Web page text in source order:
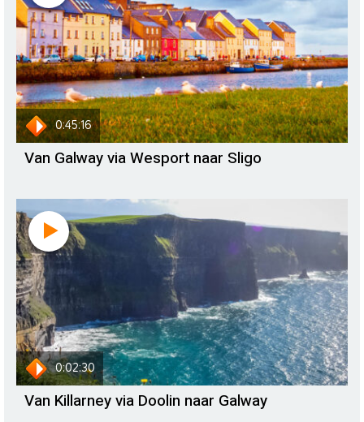
0:45:16
Van Galway via Wesport naar Sligo
0:02:30
Van Killarney via Doolin naar Galway